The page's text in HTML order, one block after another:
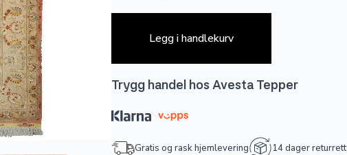
Legg i handlekurv
Trygg handel hos Avesta Tepper
Gratis og rask hjemlevering 14 dager returrett